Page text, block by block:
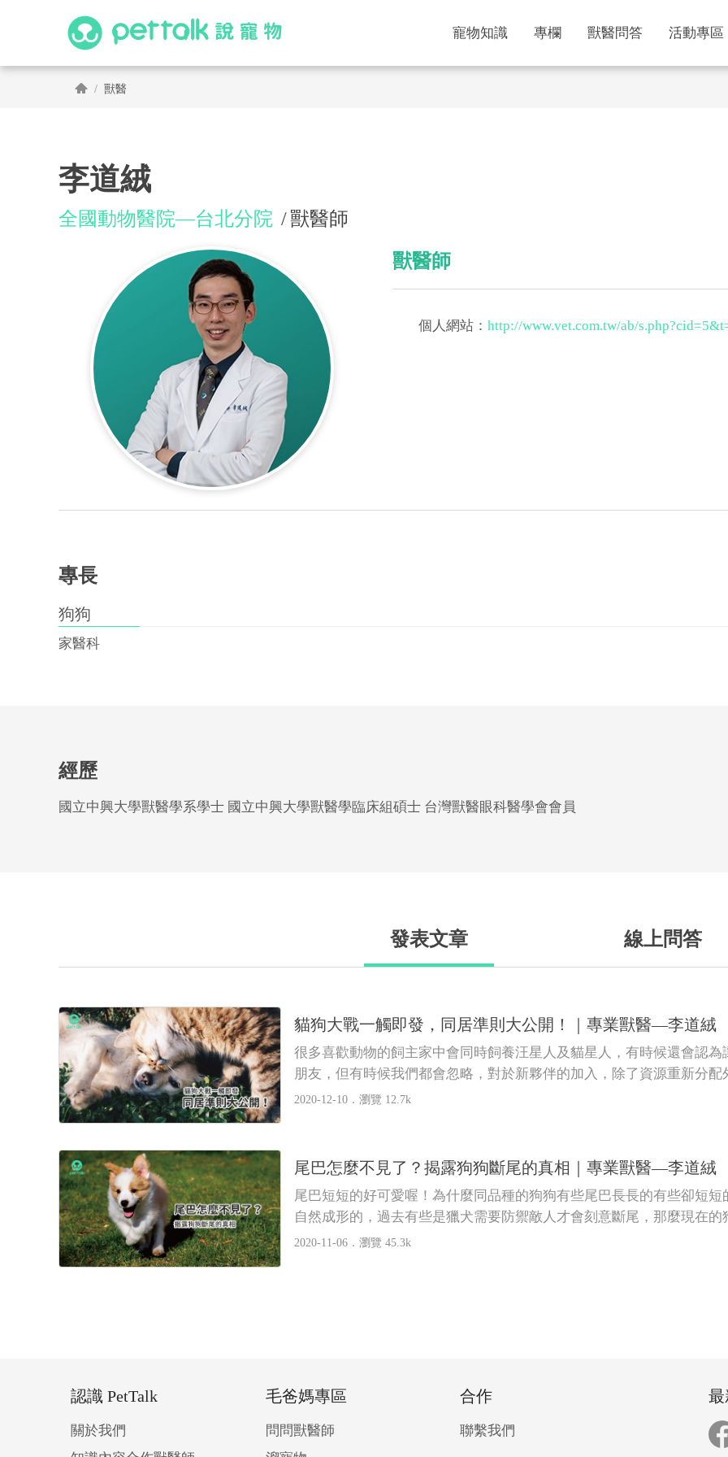
寵物知識 專欄 獸醫問答 活動專區
獸醫
李道絨
全國動物醫院—台北分院
獸醫師
獸醫師
個人網站： http://www.vet.com.tw/ab/
專長
狗狗
家醫科
經歷
國立中興大學獸醫學系學士 國立中興大學獸醫學臨床組碩士 台灣獸醫眼科醫學會會員
發表文章 線上問答
貓狗大戰一觸即發，同居準則大公開！｜專業獸醫—李道絨
很多喜歡動物的飼主家中會同時飼養汪星人及貓星人，有時候還會認
朋友，但有時候我們都會忽略，對於新夥伴的加入，除了資源重新分
生貓狗大戰！
2020-12-10． 瀏覽 12.7k
尾巴怎麼不見了？揭露狗狗斷尾的真相｜專業獸醫—李道絨
尾巴短短的好可愛喔！為什麼同品種的狗狗有些尾巴長長的有些卻短
自然成形的，過去有些是獵犬需要防禦敵人才會刻意斷尾，那麼現在
2020-11-06． 瀏覽 45.3k
認識 PetTalk
關於我們
毛爸媽專區
問問獸醫師
合作
聯繫我們